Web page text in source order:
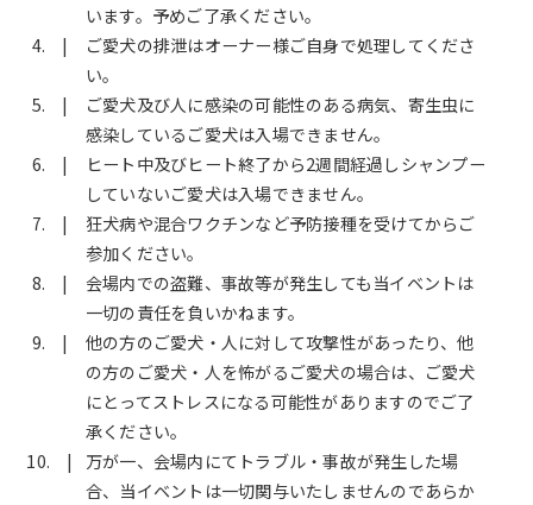
います。予めご了承ください。
ご愛犬の排泄はオーナー様ご自身で処理してくださ
い。
ご愛犬及び人に感染の可能性のある病気、寄生虫に
感染しているご愛犬は入場できません。
ヒート中及びヒート終了から2週間経過しシャンプー
していないご愛犬は入場できません。
狂犬病や混合ワクチンなど予防接種を受けてからご
参加ください。
会場内での盗難、事故等が発生しても当イベントは
一切の責任を負いかねます。
他の方のご愛犬・人に対して攻撃性があったり、他
の方のご愛犬・人を怖がるご愛犬の場合は、ご愛犬
にとってストレスになる可能性がありますのでご了
承ください。
万が一、会場内にてトラブル・事故が発生した場
合、当イベントは一切関与いたしませんのであらか